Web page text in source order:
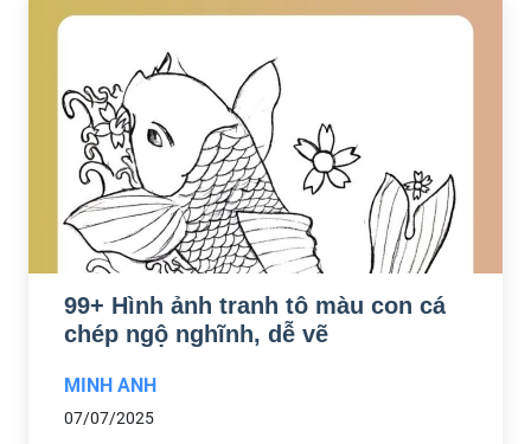
99+ Hình ảnh tranh tô màu con cá
chép ngộ nghĩnh, dễ vẽ
MINH ANH
07/07/2025